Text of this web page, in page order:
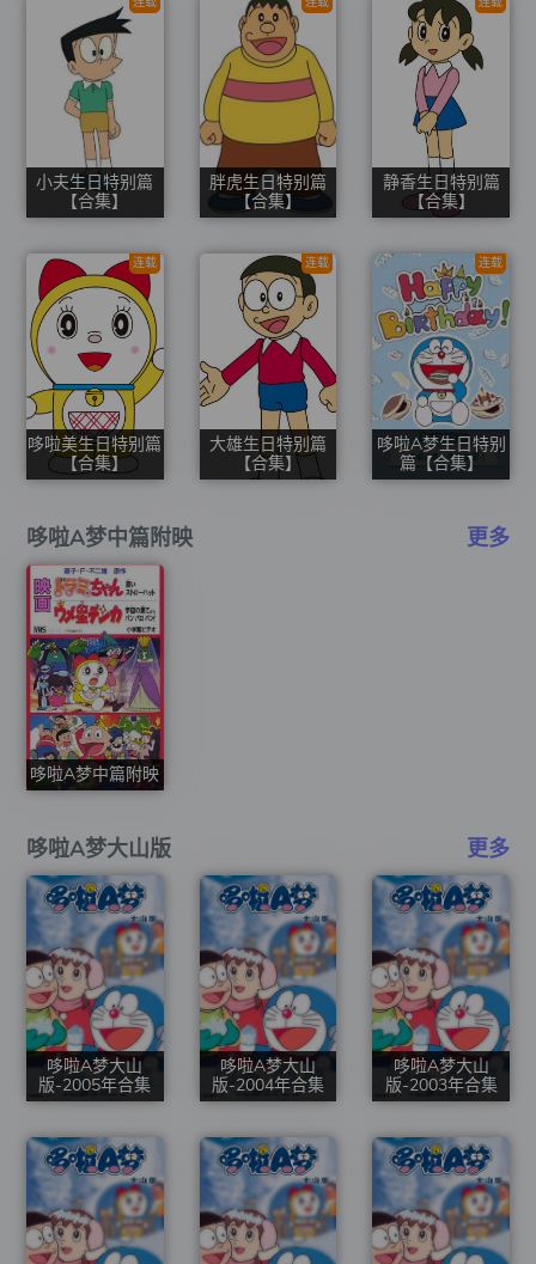
小夫生日特别篇
【合集】
胖虎生日特别篇
【合集】
静香生日特别篇
【合集】
哆啦美生日特别篇
【合集】
连载
大雄生日特别篇
【合集】
连载
哆啦A梦生日特别
篇【合集】
连载
哆啦A梦中篇附映 更多
哆啦A梦中篇附映
哆啦A梦大山版 更多
哆啦A梦大山
版-2005年合集
哆啦A梦大山
版-2004年合集
哆啦A梦大山
版-2003年合集